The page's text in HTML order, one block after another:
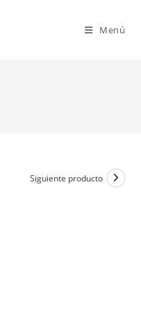
Menú
Siguiente producto